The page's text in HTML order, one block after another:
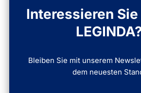
Interessieren
Bleiben Sie mit unserem
dem neuesten